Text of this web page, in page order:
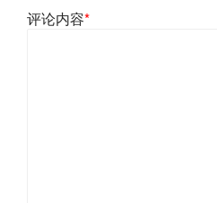
评论内容*